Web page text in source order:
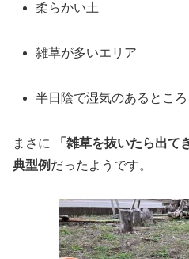
柔らかい土
雑草が多いエリア
半日陰で湿気のあるところ
まさに 「雑草を抜いたら出て
典型例 だったようです。